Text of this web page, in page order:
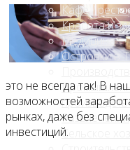
Кафе /
Красота и
Медицина
Островки в
Развлечения
Сельское
это не всегда так! В
возможностей
рынках, даже без
инвестиций.